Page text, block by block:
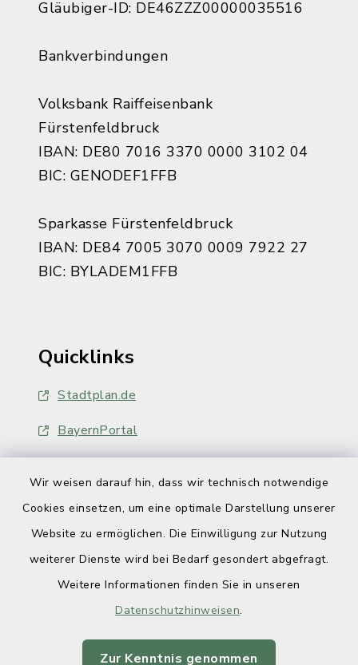
Wir weisen darauf hin, dass wir technisch notwendige
Cookies einsetzen, um eine optimale Darstellung unserer
Website zu ermöglichen. Die Einwilligung zur Nutzung
weiterer Dienste wird bei Bedarf gesondert abgefragt.
Weitere Informationen finden Sie in unseren
Datenschutzhinweisen.
Zur Kenntnis genommen
Gläubiger-ID: DE46ZZZ00000035516
Bankverbindungen
Volksbank Raiffeisenbank
Fürstenfeldbruck
IBAN: DE80 7016 3370 0000 3102 04
BIC: GENODEF1FFB
Sparkasse Fürstenfeldbruck
IBAN: DE84 7005 3070 0009 7922 27
BIC: BYLADEM1FFB
Quicklinks
Stadtplan.de
BayernPortal
Barrierefreiheit